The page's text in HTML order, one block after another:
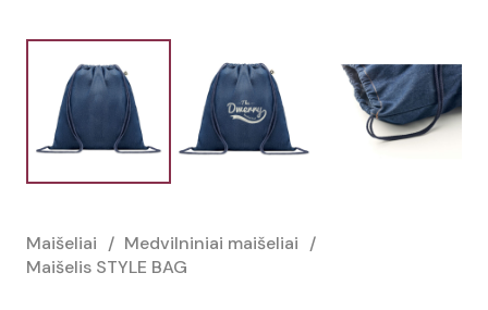
Maišeliai / Medvilniniai maišeliai /
Maišelis STYLE BAG